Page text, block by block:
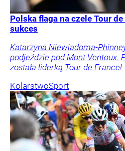
Polska flaga na czele Tour
sukces
Katarzyna Niewiadoma-
podjeździe pod Mont Ventoux.
została liderką Tour de France!
KolarstwoSport